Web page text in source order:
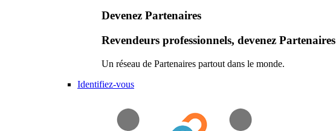
Devenez Partenaires
Revendeurs professionnels, devenez Partenaires
Un réseau de Partenaires partout dans le monde.
Identifiez-vous